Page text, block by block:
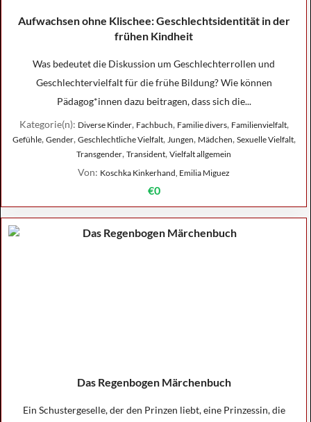
Aufwachsen ohne Klischee: Geschlechtsidentität in der
frühen Kindheit
Was bedeutet die Diskussion um Geschlechterrollen und
Geschlechtervielfalt für die frühe Bildung? Wie können
Pädagog*innen dazu beitragen, dass sich die...
Kategorie(n): Diverse Kinder, Fachbuch, Familie divers, Familienvielfalt,
Gefühle, Gender, Geschlechtliche Vielfalt, Jungen, Mädchen, Sexuelle Vielfalt,
Transgender, Transident, Vielfalt allgemein
Von: Koschka Kinkerhand, Emilia Miguez
€0
Das Regenbogen Märchenbuch
Ein Schustergeselle, der den Prinzen liebt, eine Prinzessin, die